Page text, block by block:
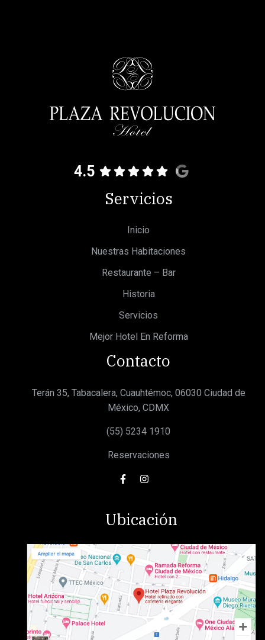
4.5
Servicios
Inicio
Nuestras Habitaciones
Restaurante – Bar
Historia
Servicios
Mejor Hotel En Reforma
Contacto
Terán 35, Tabacalera, Cuauhtémoc, 06030 Ciudad de
México, CDMX
(55) 5234 1910
Reservaciones
Ubicación